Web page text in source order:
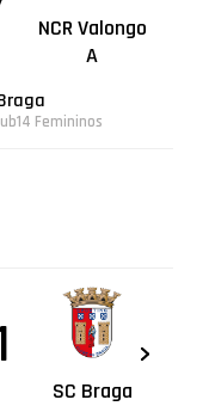
NCR Valongo
A
Femininos
SC Braga